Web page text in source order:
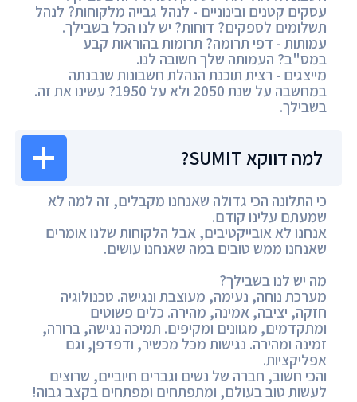
עסקים קטנים ובינוניים - לנהל גבייה מלקוחות? לנהל
תשלומים לספקים? דוחות? יש לנו הכל בשבילך.
עמותות - דפי תרומה? תרומות בהוראות קבע
במס"ב? העמותה שלך חשובה לנו.
מייצגים - רצית תוכנת הנהלת חשבונות שנבנתה
במחשבה על שנת 2050 ולא על 1950? עשינו את זה.
בשבילך.
למה דווקא SUMIT?
כי התלונה הכי גדולה שאנחנו מקבלים, זה למה לא
שמעתם עלינו קודם.
אנחנו לא אובייקטיבים, אבל הלקוחות שלנו אומרים
שאנחנו ממש טובים במה שאנחנו עושים.
מה יש לנו בשבילך?
מערכת נוחה, נעימה, מעוצבת ונגישה. טכנולוגיה
חזקה, יציבה, אמינה, מהירה. כלים פשוטים
ומתקדמים, מגוונים ומקיפים. תמיכה נגישה, ברורה,
זמינה ומהירה. נגישות מכל מכשיר, ודפדפן, וגם
אפליקציות.
והכי חשוב, חברה של נשים וגברים חיוביים, שרוצים
לעשות טוב בעולם, ומתפתחים ומפתחים בקצב גבוה!